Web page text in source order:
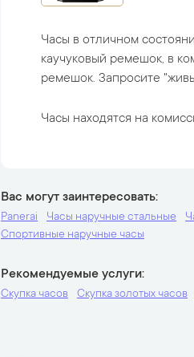
Часы в отличном
каучуковый ремешок, в
ремешок. Запросите
Часы находятся на
Вас могут заинтересовать
Panerai Часы наручные стальные
Спортивные наручные часы
Рекомендуемые услуги
Скупка часов Скупка золотых часов